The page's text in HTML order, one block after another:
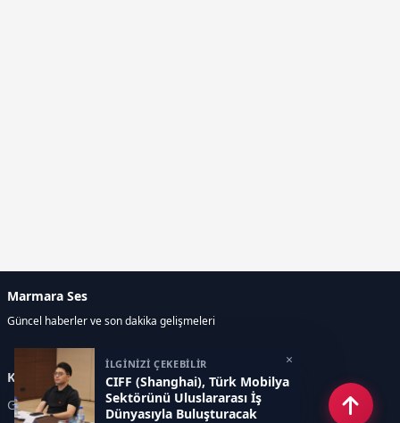
İLGİNİZİ ÇEKEBİLİR
CIFF (Shanghai), Türk Mobilya
Sektörünü Uluslararası İş
Dünyasıyla Buluşturacak
×
Marmara Ses
Güncel haberler ve son dakika gelişmeleri
Kategoriler
GÜNDEM
EKONOMİ